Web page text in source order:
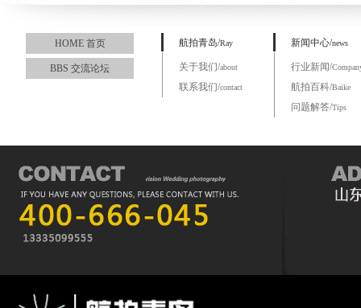
HOME 首页
BBS 交流论坛
航拍青岛/Ray
关于我们/about
联系我们/contact
新闻中心/news
行业新闻/
航拍百科/Baike
问题解答/Tips